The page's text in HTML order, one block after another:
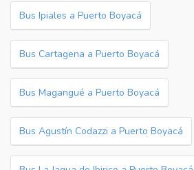
Bus Ipiales a Puerto Boyacá
Bus Cartagena a Puerto Boyacá
Bus Magangué a Puerto Boyacá
Bus Agustín Codazzi a Puerto Boyacá